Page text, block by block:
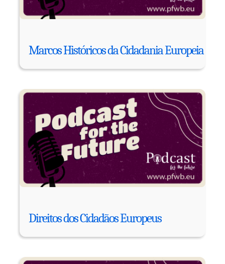
Marcos Históricos da Cidadania Europeia
Direitos dos Cidadãos Europeus